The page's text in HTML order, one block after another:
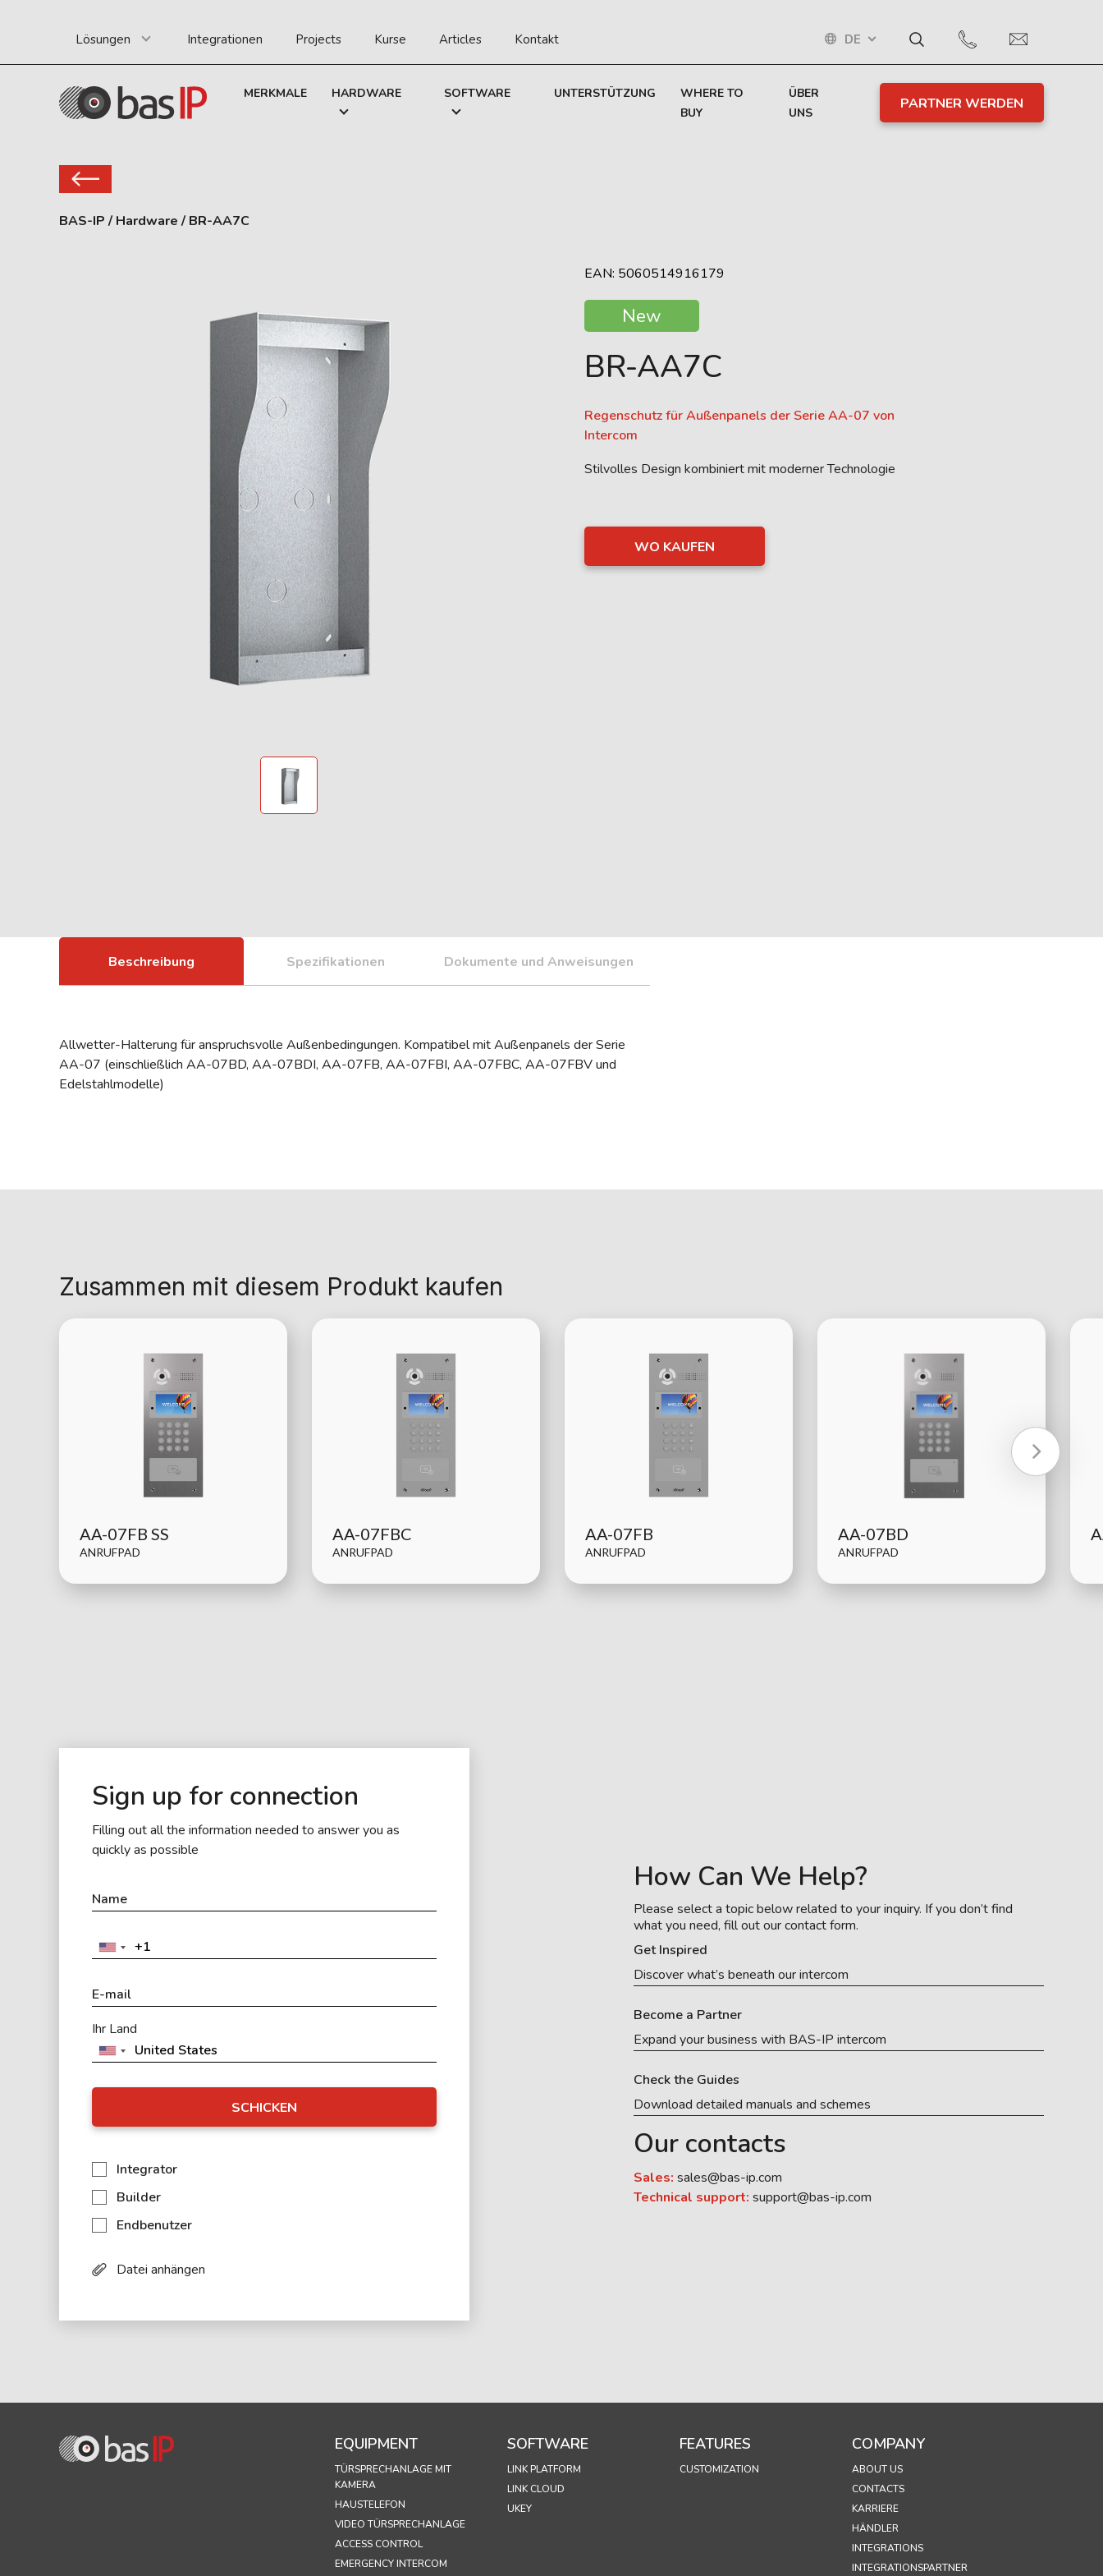
Lösungen Integrationen Projects Kurse Articles Kontakt DE
MERKMALE HARDWARE SOFTWARE UNTERSTÜTZUNG
WHERE TO
BUY
ÜBER
UNS
PARTNER WERDEN
BAS-IP / Hardware / BR-AA7C
EAN: 5060514916179
New
BR-AA7C
Regenschutz für Außenpanels der Serie AA-07 von
Intercom
Stilvolles Design kombiniert mit moderner Technologie
WO KAUFEN
Beschreibung Spezifikationen Dokumente und Anweisungen
Allwetter-Halterung für anspruchsvolle Außenbedingungen. Kompatibel mit Außenpanels der Serie
AA-07 (einschließlich AA-07BD, AA-07BDI, AA-07FB, AA-07FBI, AA-07FBC, AA-07FBV und
Edelstahlmodelle)
Zusammen mit diesem Produkt kaufen
AA-07FB SS
ANRUFPAD
AA-07FBC
ANRUFPAD
AA-07FB
ANRUFPAD
AA-07BD
ANRUFPAD
Sign up for connection
Filling out all the information needed to answer you as
quickly as possible
Ihr Land
SCHICKEN
Integrator
Builder
Endbenutzer
Datei anhängen
How Can We Help?
Please select a topic below related to your inquiry. If you don’t find
what you need, fill out our contact form.
Get Inspired
Discover what’s beneath our intercom
Become a Partner
Expand your business with BAS-IP intercom
Check the Guides
Download detailed manuals and schemes
Our contacts
Sales: sales@bas-ip.com
Technical support: support@bas-ip.com
EQUIPMENT
TÜRSPRECHANLAGE MIT
KAMERA
HAUSTELEFON
VIDEO TÜRSPRECHANLAGE
ACCESS CONTROL
EMERGENCY INTERCOM
SOFTWARE
LINK PLATFORM
LINK CLOUD
UKEY
FEATURES
CUSTOMIZATION
COMPANY
ABOUT US
CONTACTS
KARRIERE
HÄNDLER
INTEGRATIONS
INTEGRATIONSPARTNER